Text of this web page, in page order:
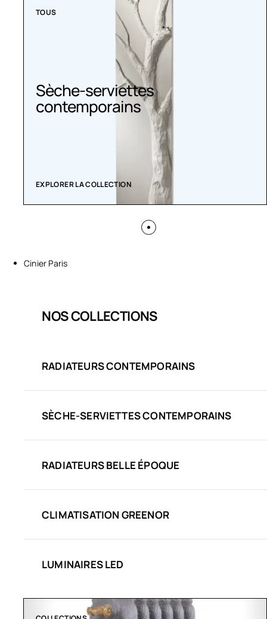
TOUS
Sèche-serviettes
contemporains
EXPLORER LA COLLECTION
Cinier Paris
NOS COLLECTIONS
RADIATEURS CONTEMPORAINS
SÈCHE-SERVIETTES CONTEMPORAINS
RADIATEURS BELLE ÉPOQUE
CLIMATISATION GREENOR
LUMINAIRES LED